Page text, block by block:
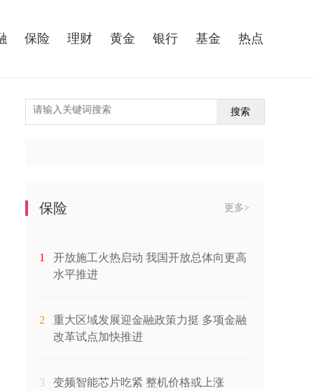
保险 理财 黄金 银行 基金 热点
搜索
保险 更多>
1
开放施工火热启动 我国开放总体向更高
水平推进
2
重大区域发展迎金融政策力挺 多项金融
改革试点加快推进
3
变频智能芯片吃紧 整机价格或上涨